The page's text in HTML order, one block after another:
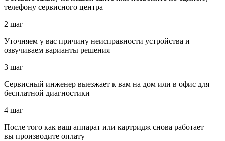
телефону сервисного центра
2 шаг
Уточняем у вас причину неисправности устройства и
озвучиваем варианты решения
3 шаг
Сервисный инженер выезжает к вам на дом или в офис для
бесплатной диагностики
4 шаг
После того как ваш аппарат или картридж снова работает —
вы производите оплату